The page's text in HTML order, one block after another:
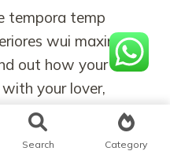
tempora temp
wui maxime
out how your
your lover,
compatibility
Search Category